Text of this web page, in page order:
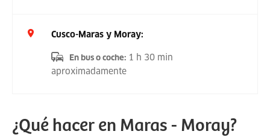
Cusco-Maras y Moray:
En bus o coche: 1 h 30 min
aproximadamente
¿Qué hacer en Maras - Moray?